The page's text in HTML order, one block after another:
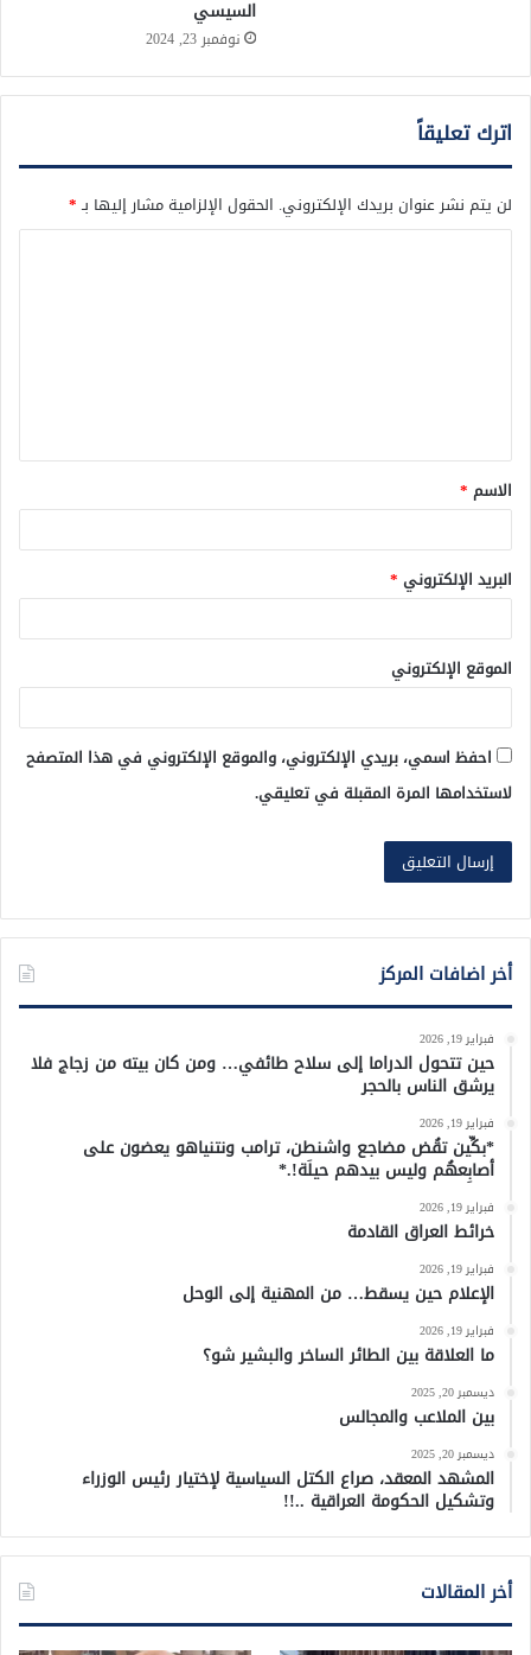
السيسي
نوفمبر 23, 2024
اترك تعليقاً
لن يتم نشر عنوان بريدك الإلكتروني. الحقول الإلزامية مشار إليها بـ*
ق
*
الاسم *
البريد الإلكتروني *
الموقع الإلكتروني
احفظ اسمي، بريدي الإلكتروني، والموقع الإلكتروني في هذا المتصفح
لاستخدامها المرة المقبلة في تعليقي.
أخر اضافات المركز
فبراير 19, 2026
حين تتحول الدراما إلى سلاح طائفي… ومن كان بيته من زجاج فلا
يرشق الناس بالحجر
فبراير 19, 2026
*بكِّين تقُض مضاجع واشنطن، ترامب ونتنياهو يعضون على
أصابِعهُم وليس بيدهم حيلَة!.*
فبراير 19, 2026
خرائط العراق القادمة
فبراير 19, 2026
الإعلام حين يسقط… من المهنية إلى الوحل
فبراير 19, 2026
ما العلاقة بين الطائر الساخر والبشير شو؟
ديسمبر 20, 2025
بين الملاعب والمجالس
ديسمبر 20, 2025
المشهد المعقد، صراع الكتل السياسية لإختيار رئيس الوزراء
وتشكيل الحكومة العراقية ..!!
أخر المقالات